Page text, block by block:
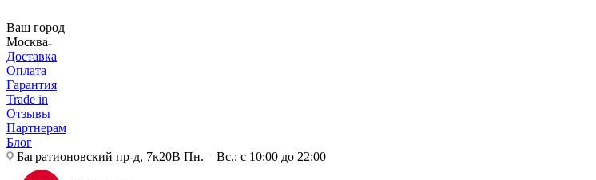
Ваш город
Москва
Доставка
Оплата
Гарантия
Trade in
Отзывы
Партнерам
Блог
Багратионовский пр-д, 7к20В Пн. – Вс.: с 10:00 до 22:00